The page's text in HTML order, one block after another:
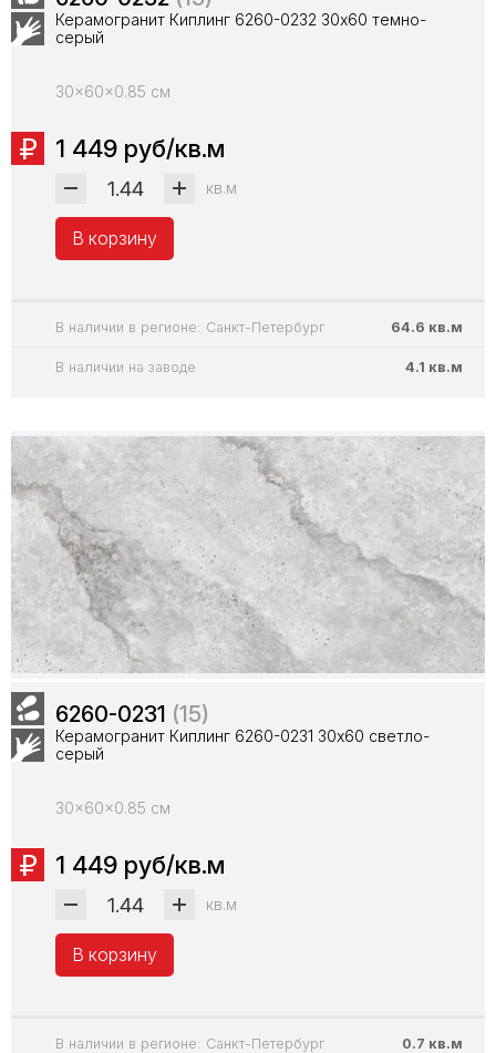
Керамогранит Киплинг 6260-0232 30х60 темно-
серый
30x60x0.85 см
1 449 руб/кв.м
кв.м
В корзину
В наличии в регионе: Санкт-Петербург 64.6 кв.м
В наличии на заводе 4.1 кв.м
6260-0231 (15)
Керамогранит Киплинг 6260-0231 30х60 светло-
серый
30x60x0.85 см
1 449 руб/кв.м
кв.м
В корзину
В наличии в регионе: Санкт-Петербург 0.7 кв.м